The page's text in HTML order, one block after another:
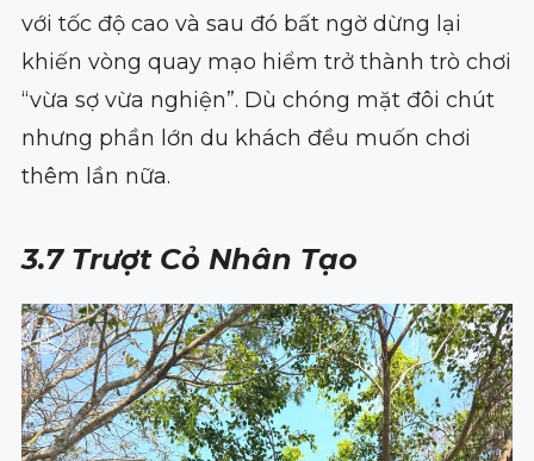
với tốc độ cao và sau đó bất ngờ dừng lại
khiến vòng quay mạo hiểm trở thành trò chơi
“vừa sợ vừa nghiện”. Dù chóng mặt đôi chút
nhưng phần lớn du khách đều muốn chơi
thêm lần nữa.
3.7 Trượt Cỏ Nhân Tạo